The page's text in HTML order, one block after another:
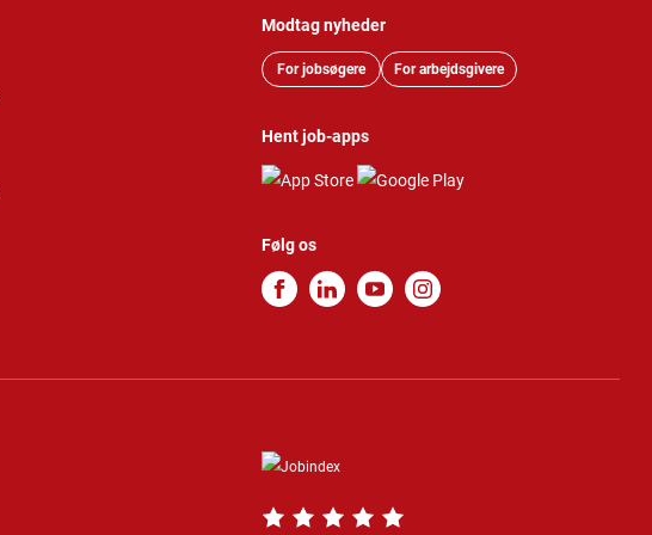
Modtag nyheder
For jobsøgere For arbejdsgivere
Hent job-apps
Følg os